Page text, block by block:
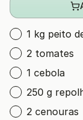
1 kg peito
2 tomates
1 cebola
250 g
2 cenouras